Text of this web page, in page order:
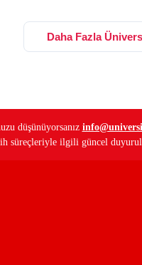
Daha Fazla
düşünüyorsanız
süreçleriyle ilgili güncel